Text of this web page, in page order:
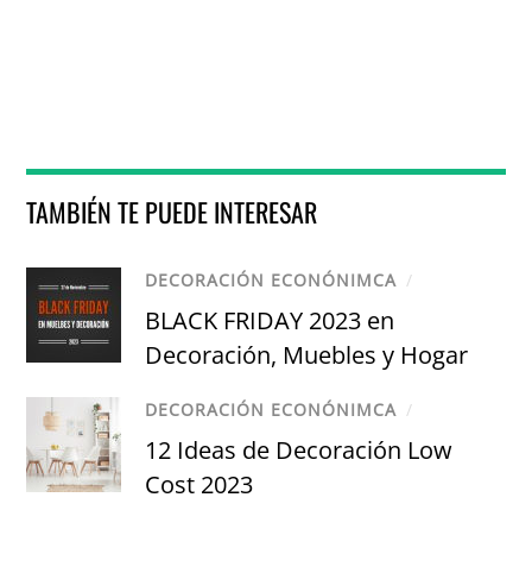
TAMBIÉN TE PUEDE INTERESAR
DECORACIÓN ECONÓNIMCA /
BLACK FRIDAY 2023 en
Decoración, Muebles y Hogar
DECORACIÓN ECONÓNIMCA /
12 Ideas de Decoración Low
Cost 2023